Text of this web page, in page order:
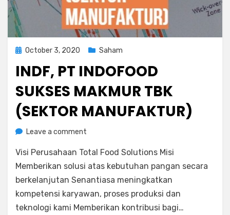
Posted
October 3, 2020 Saham
INDF, PT INDOFOOD
SUKSES MAKMUR TBK
(SEKTOR MANUFAKTUR)
byRediyus Putra
Leave a comment
PT
Indofood
Sukses
Tbk
(Sektor
Visi Perusahaan Total Food Solutions Misi
Memberikan solusi atas kebutuhan pangan secara
berkelanjutan Senantiasa meningkatkan
kompetensi karyawan, proses produksi dan
teknologi kami Memberikan kontribusi bagi…